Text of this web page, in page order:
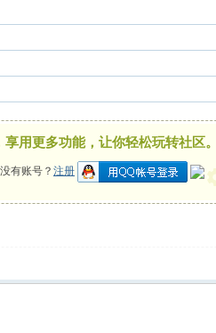
用更多功能，让你轻松玩转社区。
有账号？ 注册